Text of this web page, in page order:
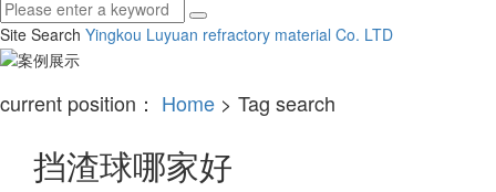
Site Search Yingkou Luyuan refractory material Co. LTD
current position： Home > Tag search
挡渣球哪家好